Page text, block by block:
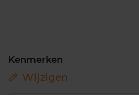
Kenmerken
Wijzigen